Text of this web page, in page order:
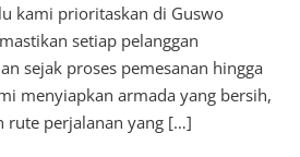
kami prioritaskan di Guswo
setiap pelanggan
sejak proses pemesanan hingga
menyiapkan armada yang bersih,
rute perjalanan yang […]